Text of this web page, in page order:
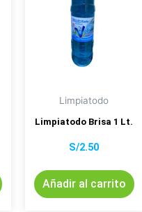
Limpiatodo
Limpiatodo Brisa 1 Lt.
S/2.50
Añadir al carrito